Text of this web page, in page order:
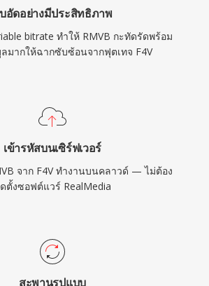
แบบสมัยใหม่อื่นๆ สำหรับการใช้งาน
คงมีฐานผู้ใช้ในตลาดเอเชียและพบ
อนไลน์และคอลเลกชันวิดีโอส่วนตัว
อัดอย่างมีประสิทธิภาพ
bitrate ทำให้ RMVB กะทัดรัดพร้อม
มากให้ฉากซับซ้อนจากฟุตเทจ F4V
เข้ารหัสบนเซิร์ฟเวอร์
จาก F4V ทำงานบนคลาวด์ — ไม่ต้อง
ตั้งซอฟต์แวร์ RealMedia
สะพานรูปแบบ